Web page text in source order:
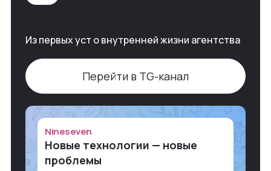
Из первых уст о внутренней жизни агентства
Перейти в TG-канал
Nineseven
Новые технологии — новые
проблемы